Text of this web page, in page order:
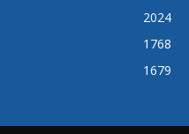
2024
1768
1679